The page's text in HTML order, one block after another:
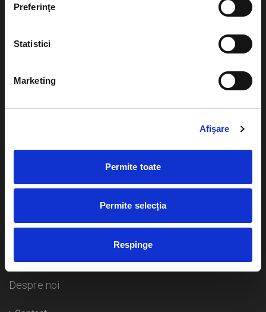
Preferinţe
Statistici
Marketing
Afişare
Permite toate
Permite selecția
Respinge
Plata online sau cash
Livrare prin curier
Duplicare bilete
Concerte si
Despre noi